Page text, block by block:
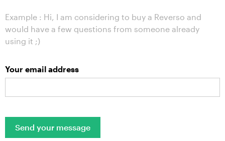
Example : Hi, I am considering to buy a Reverso and
would have a few questions from someone already
using it ;)
Your email address